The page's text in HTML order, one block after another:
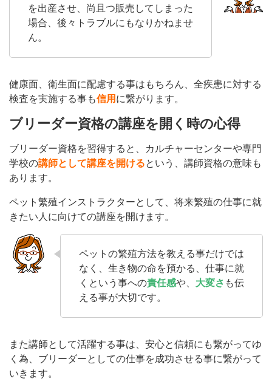
を出産させ、尚且つ販売してしまった
場合、後々トラブルにもなりかねませ
ん。
健康面、衛生面に配慮する事はもちろん、全疾患に対する
検査を実施する事も信用 に繋がります。
ブリーダー資格の講座を開く時の心得
ブリーダー資格を習得すると、カルチャーセンターや専門
学校の講師として講座を開けるという、講師資格の意味も
あります。
ペット繁殖インストラクターとして、将来繁殖の仕事に就
きたい人に向けての講座を開けます。
ペットの繁殖方法を教える事だけでは
なく、生き物の命を預かる、仕事に就
くという事への責任感や、 大変さ も伝
える事が大切です。
また講師として活躍する事は、安心と信頼にも繋がってゆ
く為、ブリーダーとしての仕事を成功させる事に繋がって
いきます。